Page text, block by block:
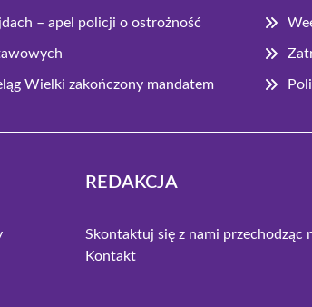
– apel policji o ostrożność
Wielki zakończony mandatem
REDAKCJA
Skontaktuj się z nami przechodząc
Kontakt